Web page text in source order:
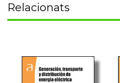
Relacionats